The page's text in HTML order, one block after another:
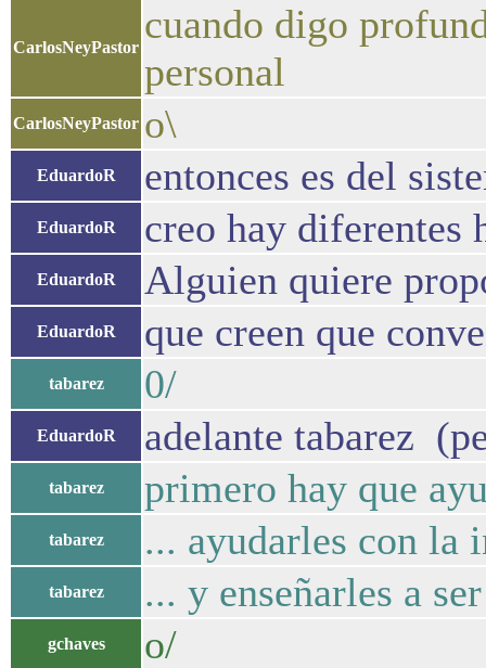
CarlosNeyPastor
cuando digo
personal
CarlosNeyPastor o\
EduardoR entonces es del
EduardoR creo hay diferentes
EduardoR Alguien quiere
EduardoR que creen que
tabarez 0/
EduardoR adelante tabarez
tabarez primero hay que
tabarez ... ayudarles con la
tabarez ... y enseñarles a
gchaves o/